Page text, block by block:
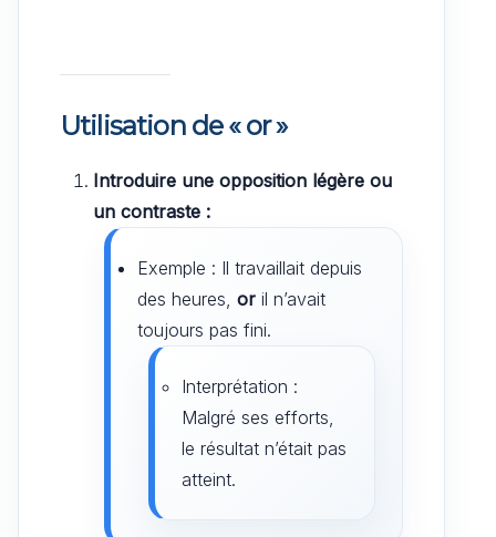
Utilisation de « or »
Introduire une opposition légère ou
un contraste :
Exemple : Il travaillait depuis
des heures, or il n’avait
toujours pas fini.
Interprétation :
Malgré ses efforts,
le résultat n’était pas
atteint.